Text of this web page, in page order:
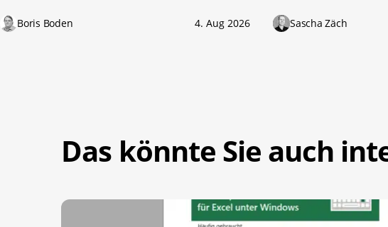
Boris Boden 4. Aug 2026 Sascha Zäch
Das könnte Sie auch